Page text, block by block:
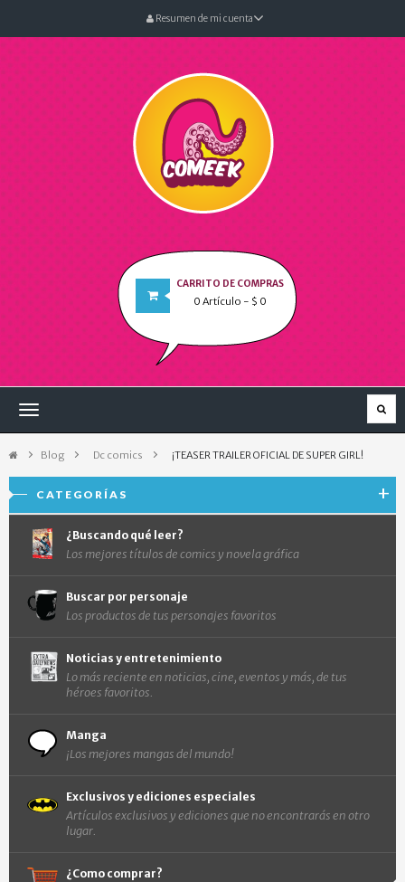
Resumen de mi cuenta
CARRITO DE COMPRAS
0 Artículo - $ 0
Navegación
Blog > Dc comics > ¡TEASER TRAILER OFICIAL DE SUPER GIRL!
CATEGORÍAS
¿Buscando qué leer?
Los mejores títulos de comics y novela gráfica
Buscar por personaje
Los productos de tus personajes favoritos
Noticias y entretenimiento
Lo más reciente en noticias, cine, eventos y más, de tus
héroes favoritos.
Manga
¡Los mejores mangas del mundo!
Exclusivos y ediciones especiales
Artículos exclusivos y ediciones que no encontrarás en otro
lugar.
¿Como comprar?